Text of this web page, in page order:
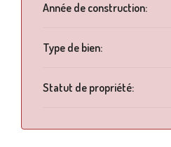
Année de construction:
Type de bien:
Statut de propriété: